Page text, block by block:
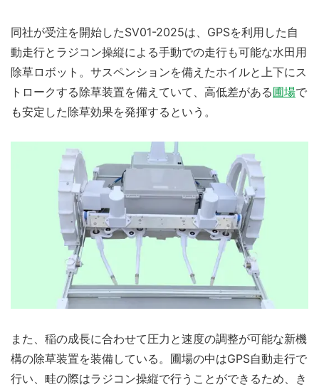
同社が受注を開始したSV01-2025は、GPSを利用した自
動走行とラジコン操縦による手動での走行も可能な水田用
除草ロボット。サスペンションを備えたホイルと上下にス
トロークする除草装置を備えていて、高低差がある圃場で
も安定した除草効果を発揮するという。
また、稲の成長に合わせて圧力と速度の調整が可能な新機
構の除草装置を装備している。圃場の中はGPS自動走行で
行い、畦の際はラジコン操縦で行うことができるため、き